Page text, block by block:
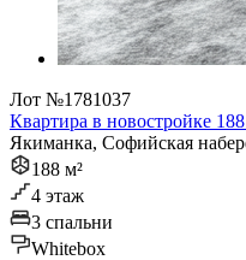
Лот №1781037
Квартира в новостройке
Якиманка, Софийская
188 м²
4 этаж
3 спальни
Whitebox